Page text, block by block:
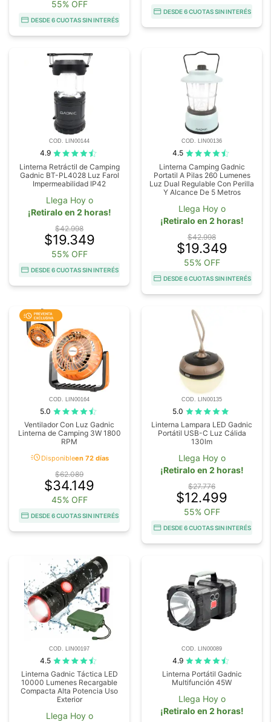
55% OFF
DESDE 6 CUOTAS SIN INTERÉS
DESDE 6 CUOTAS SIN INTERÉS
COD. LIN00144
4.9
Linterna Retráctil de Camping
Gadnic BT-PL4028 Luz Farol
Impermeabilidad IP42
Llega Hoy o
¡Retiralo en 2 horas!
$42.998
$19.349
55% OFF
DESDE 6 CUOTAS SIN INTERÉS
COD. LIN00136
4.5
Linterna Camping Gadnic
Portatil A Pilas 260 Lumenes
Luz Dual Regulable Con Perilla
Y Alcance De 5 Metros
Llega Hoy o
¡Retiralo en 2 horas!
$42.998
$19.349
55% OFF
DESDE 6 CUOTAS SIN INTERÉS
COD. LIN00164
5.0
Ventilador Con Luz Gadnic
Linterna de Camping 3W 1800
RPM
acuteDisponibleen 72 días
$62.089
$34.149
45% OFF
DESDE 6 CUOTAS SIN INTERÉS
COD. LIN00135
5.0
Linterna Lampara LED Gadnic
Portátil USB-C Luz Cálida
130lm
Llega Hoy o
¡Retiralo en 2 horas!
$27.776
$12.499
55% OFF
DESDE 6 CUOTAS SIN INTERÉS
COD. LIN00197
4.5
Linterna Gadnic Táctica LED
10000 Lumenes Recargable
Compacta Alta Potencia Uso
Exterior
Llega Hoy o
COD. LIN00089
4.9
Linterna Portátil Gadnic
Multifunción 45W
Llega Hoy o
¡Retiralo en 2 horas!